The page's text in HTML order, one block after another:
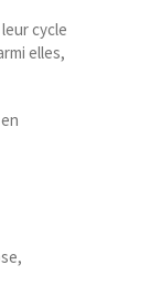
cycle
elles,